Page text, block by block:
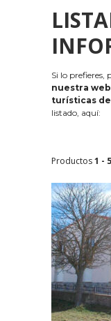
Si lo prefieres,
nuestra web
turísticas
listado, aquí:
Productos1 - 5